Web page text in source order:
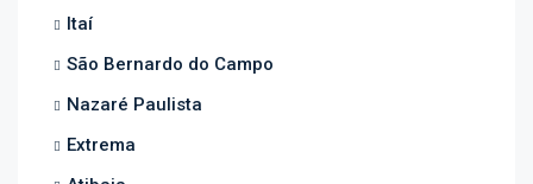
Itaí
São Bernardo do Campo
Nazaré Paulista
Extrema